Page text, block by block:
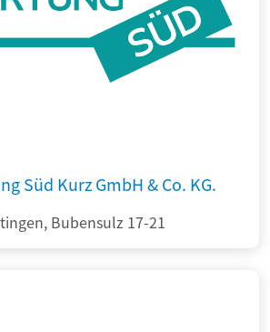
Süd Kurz GmbH & Co. KG.
Bubensulz 17-21